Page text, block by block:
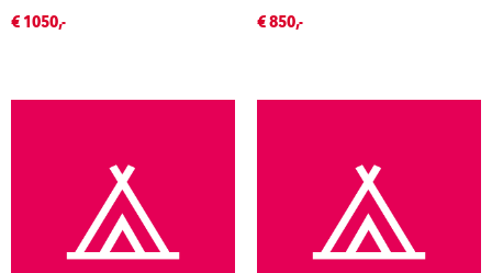
€ 1050,-
€ 850,-